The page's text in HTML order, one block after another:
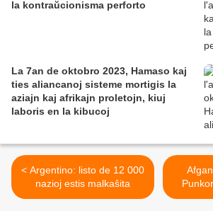
la kontraŭcionisma perforto
La 7an de oktobro 2023, Hamaso kaj
ties aliancanoj sisteme mortigis la
aziajn kaj afrikajn proletojn, kiuj
laboris en la kibucoj
< Argentino: listo de 12 000
nazioj estis malkaŝita